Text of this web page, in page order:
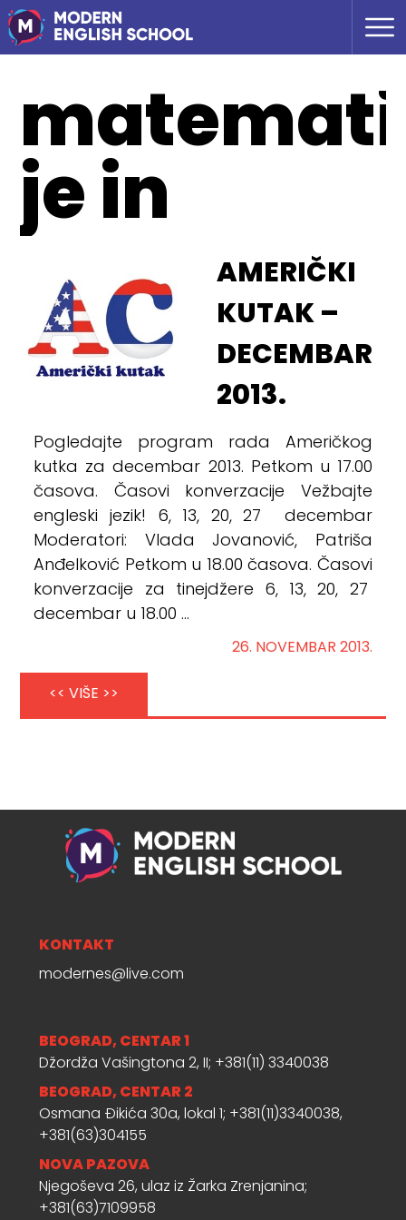
je in
AMERIČKI
KUTAK –
DECEMBAR
2013.
Pogledajte program rada Američkog
kutka za decembar 2013. Petkom u 17.00
časova. Časovi konverzacije Vežbajte
engleski jezik! 6, 13, 20, 27 decembar
Moderatori: Vlada Jovanović, Patriša
Anđelković Petkom u 18.00 časova. Časovi
konverzacije za tinejdžere 6, 13, 20, 27
decembar u 18.00 ...
26. NOVEMBAR 2013.
<< VIŠE >>
KONTAKT
modernes@live.com
BEOGRAD, CENTAR 1
Džordža Vašingtona 2, II; +381(11) 3340038
BEOGRAD, CENTAR 2
Osmana Đikića 30a, lokal 1; +381(11)3340038,
+381(63)304155
NOVA PAZOVA
Njegoševa 26, ulaz iz Žarka Zrenjanina;
+381(63)7109958